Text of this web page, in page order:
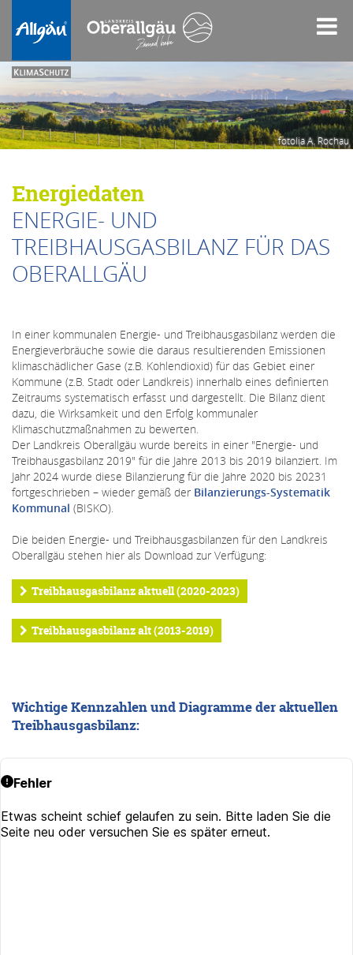
fotolia A. Rochau
Energiedaten
ENERGIE- UND
TREIBHAUSGASBILANZ FÜR DAS
OBERALLGÄU
In einer kommunalen Energie- und Treibhausgasbilanz werden die
Energieverbräuche sowie die daraus resultierenden Emissionen
klimaschädlicher Gase (z.B. Kohlendioxid) für das Gebiet einer
Kommune (z.B. Stadt oder Landkreis) innerhalb eines definierten
Zeitraums systematisch erfasst und dargestellt. Die Bilanz dient
dazu, die Wirksamkeit und den Erfolg kommunaler
Klimaschutzmaßnahmen zu bewerten.
Der Landkreis Oberallgäu wurde bereits in einer "Energie- und
Treibhausgasbilanz 2019" für die Jahre 2013 bis 2019 bilanziert. Im
Jahr 2024 wurde diese Bilanzierung für die Jahre 2020 bis 20231
fortgeschrieben – wieder gemäß der Bilanzierungs-Systematik
Kommunal (BISKO).
Die beiden Energie- und Treibhausgasbilanzen für den Landkreis
Oberallgäu stehen hier als Download zur Verfügung:
Treibhausgasbilanz aktuell (2020-2023)
Treibhausgasbilanz alt (2013-2019)
Wichtige Kennzahlen und Diagramme der aktuellen
Treibhausgasbilanz: